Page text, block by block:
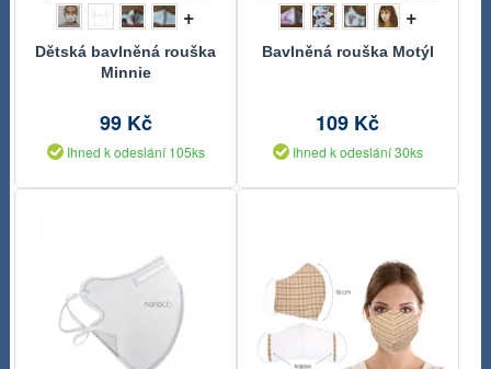
+
Dětská bavlněná rouška
Minnie
99 Kč
Ihned k odeslání 105ks
+
Bavlněná rouška Motýl
109 Kč
Ihned k odeslání 30ks